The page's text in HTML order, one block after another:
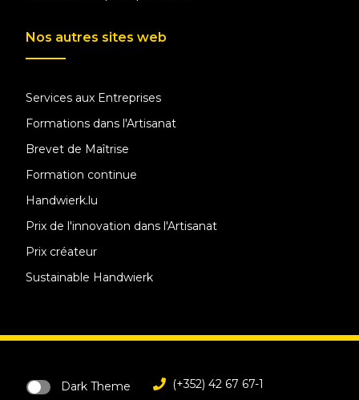
Nos autres sites web
Services aux Entreprises
Formations dans l'Artisanat
Brevet de Maîtrise
Formation continue
Handwierk.lu
Prix de l'innovation dans l'Artisanat
Prix créateur
Sustainable Handwierk
Dark Theme (+352) 42 67 67-1